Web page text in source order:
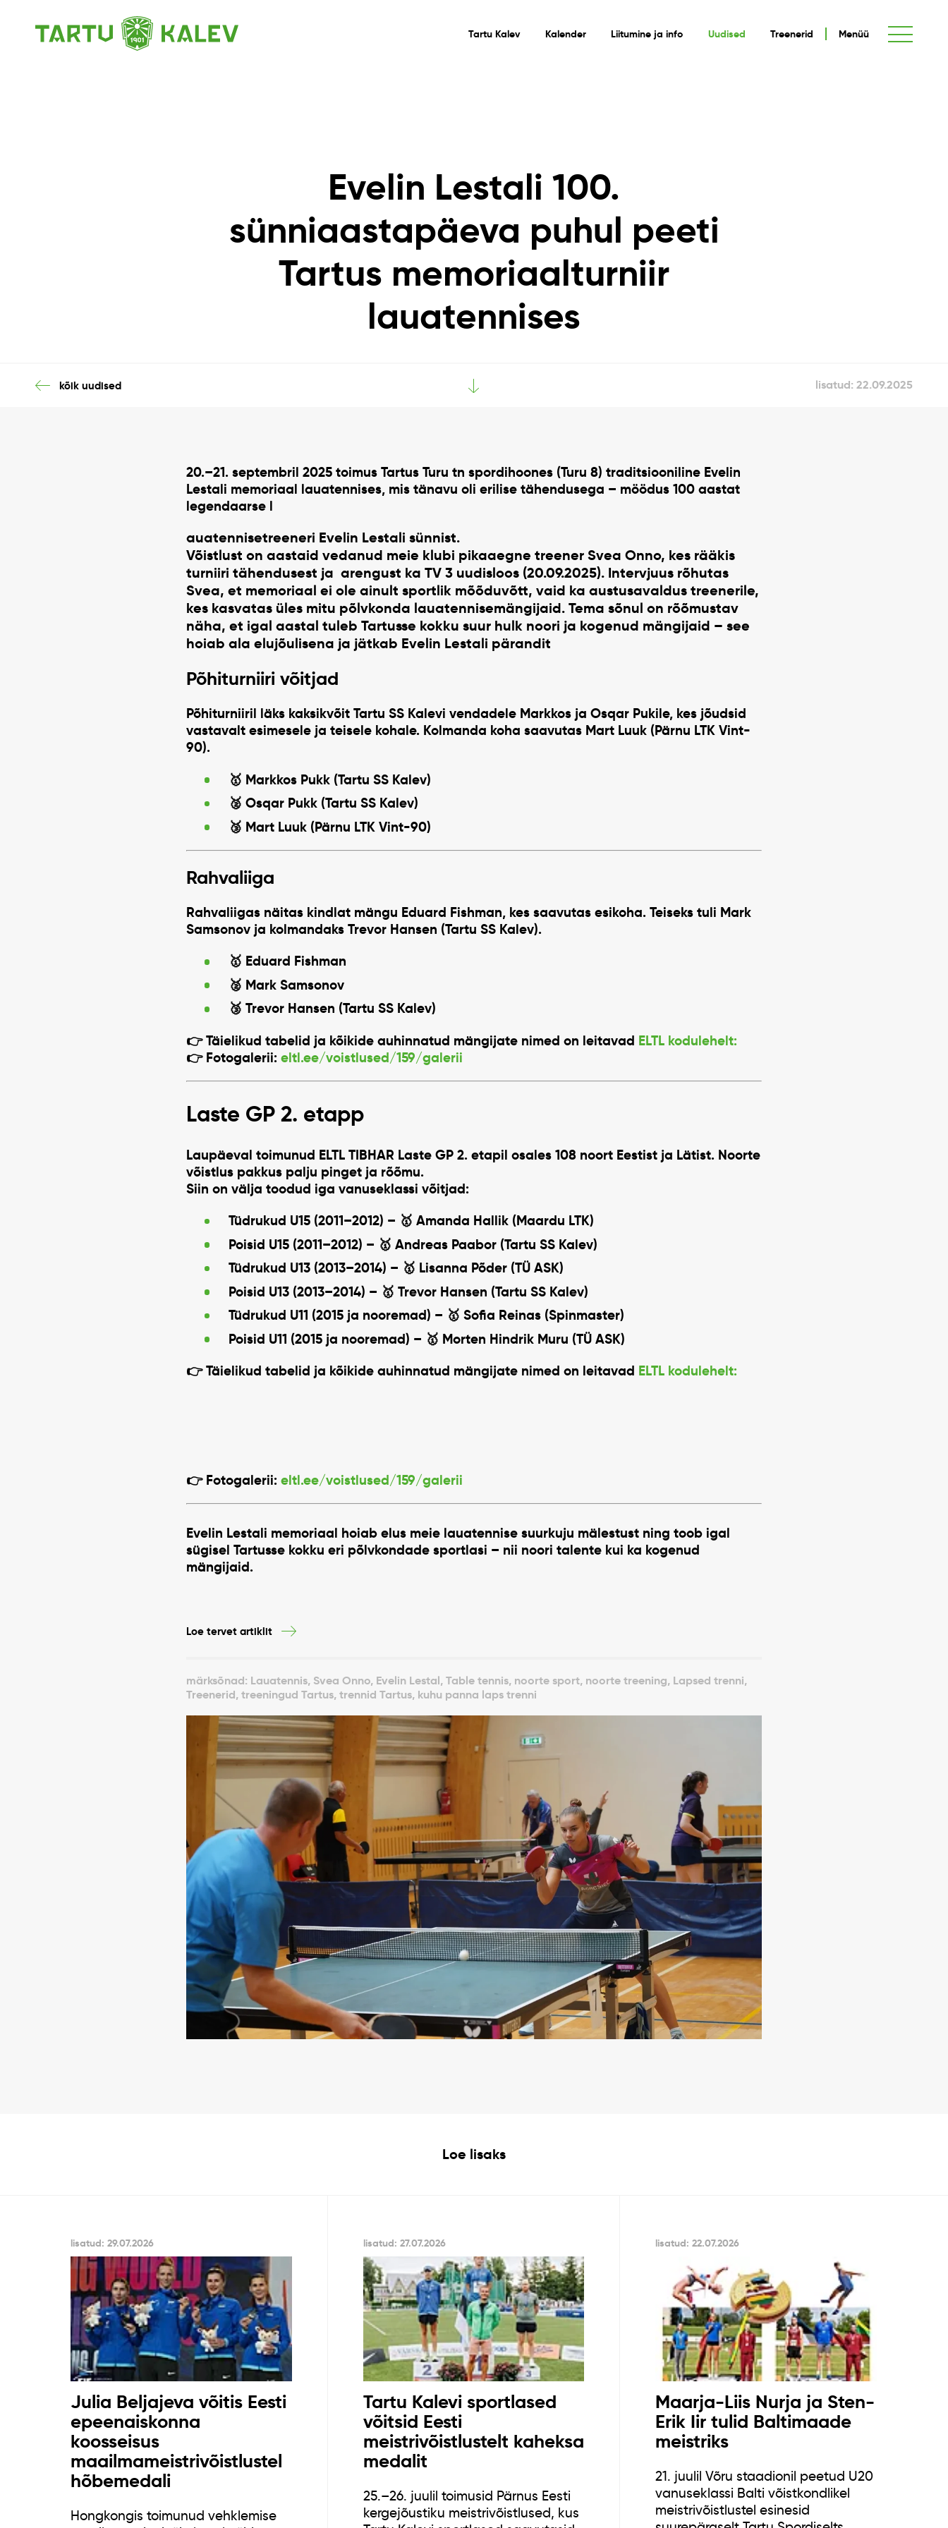
Tartu Kalev Kalender Liitumine ja info Uudised Treenerid Menüü
Evelin Lestali 100.
sünniaastapäeva puhul peeti
Tartus memoriaalturniir
lauatennises
kõik uudised lisatud: 22.09.2025
20.–21. septembril 2025 toimus Tartus Turu tn spordihoones (Turu 8) traditsiooniline Evelin
Lestali memoriaal lauatennises, mis tänavu oli erilise tähendusega – möödus 100 aastat
legendaarse l
auatennisetreeneri Evelin Lestali sünnist.
Võistlust on aastaid vedanud meie klubi pikaaegne treenerSvea Onno, kes rääkis
turniiri tähendusest ja arengust ka TV 3 uudisloos (20.09.2025). Intervjuus rõhutas
Svea, et memoriaal ei ole ainult sportlik mõõduvõtt, vaid ka austusavaldus treenerile,
kes kasvatas üles mitu põlvkonda lauatennisemängijaid. Tema sõnul on rõõmustav
näha, et igal aastal tuleb Tartusse kokku suur hulk noori ja kogenud mängijaid – see
hoiab ala elujõulisena ja jätkab Evelin Lestali pärandit
Põhiturniiri võitjad
Põhiturniiril läks kaksikvõit Tartu SS Kalevi vendadele Markkos ja Osqar Pukile, kes jõudsid
vastavalt esimesele ja teisele kohale. Kolmanda koha saavutas Mart Luuk (Pärnu LTK Vint-
90).
🥇 Markkos Pukk(Tartu SS Kalev)
🥈 Osqar Pukk(Tartu SS Kalev)
🥉 Mart Luuk(Pärnu LTK Vint-90)
Rahvaliiga
Rahvaliigas näitas kindlat mängu Eduard Fishman, kes saavutas esikoha. Teiseks tuli Mark
Samsonov ja kolmandaks Trevor Hansen (Tartu SS Kalev).
🥇 Eduard Fishman
🥈 Mark Samsonov
🥉 Trevor Hansen (Tartu SS Kalev)
👉 Täielikud tabelid ja kõikide auhinnatud mängijate nimed on leitavad ELTL kodulehelt:
👉 Fotogalerii: eltl.ee/voistlused/159/galerii
Laste GP 2. etapp
Laupäeval toimunud ELTL TIBHAR Laste GP 2. etapil osales 108 noort Eestist ja Lätist. Noorte
võistlus pakkus palju pinget ja rõõmu.
Siin on välja toodud iga vanuseklassi võitjad:
Tüdrukud U15 (2011–2012) – 🥇 Amanda Hallik(Maardu LTK)
Poisid U15 (2011–2012) – 🥇 Andreas Paabor(Tartu SS Kalev)
Tüdrukud U13 (2013–2014) – 🥇 Lisanna Põder(TÜ ASK)
Poisid U13 (2013–2014) – 🥇 Trevor Hansen (Tartu SS Kalev)
Tüdrukud U11 (2015 ja nooremad) – 🥇 Sofia Reinas(Spinmaster)
Poisid U11 (2015 ja nooremad) – 🥇 Morten Hindrik Muru (TÜ ASK)
👉 Täielikud tabelid ja kõikide auhinnatud mängijate nimed on leitavad ELTL kodulehelt:
👉 Fotogalerii: eltl.ee/voistlused/159/galerii
Evelin Lestali memoriaal hoiab elus meie lauatennise suurkuju mälestust ning toob igal
sügisel Tartusse kokku eri põlvkondade sportlasi – nii noori talente kui ka kogenud
mängijaid.
Loe tervet artiklit
märksõnad: Lauatennis, Svea Onno, Evelin Lestal, Table tennis, noorte sport, noorte treening, Lapsed trenni,
Treenerid, treeningud Tartus, trennid Tartus, kuhu panna laps trenni
Loe lisaks
lisatud: 29.07.2026
Julia Beljajeva võitis Eesti
epeenaiskonna
koosseisus
maailmameistrivõistlustel
hõbemedali
Hongkongis toimunud vehklemise
lisatud: 27.07.2026
Tartu Kalevi sportlased
võitsid Eesti
meistrivõistlustelt kaheksa
medalit
25.–26. juulil toimusid Pärnus Eesti
kergejõustiku meistrivõistlused, kus
lisatud: 22.07.2026
Maarja-Liis Nurja ja Sten-
Erik Iir tulid Baltimaade
meistriks
21. juulil Võru staadionil peetud U20
vanuseklassi Balti võistkondlikel
meistrivõistlustel esinesid